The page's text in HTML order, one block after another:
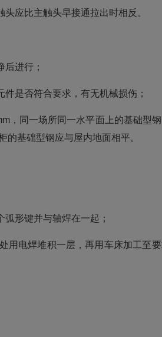
应比主触头早接通拉出时相反。
进行；
是否符合要求，有无机械损伤；
，同一场所同一水平面上的基础型
基础型钢应与屋内地面相平。
形键并与轴焊在一起；
用电焊堆积一层，再用车床加工至